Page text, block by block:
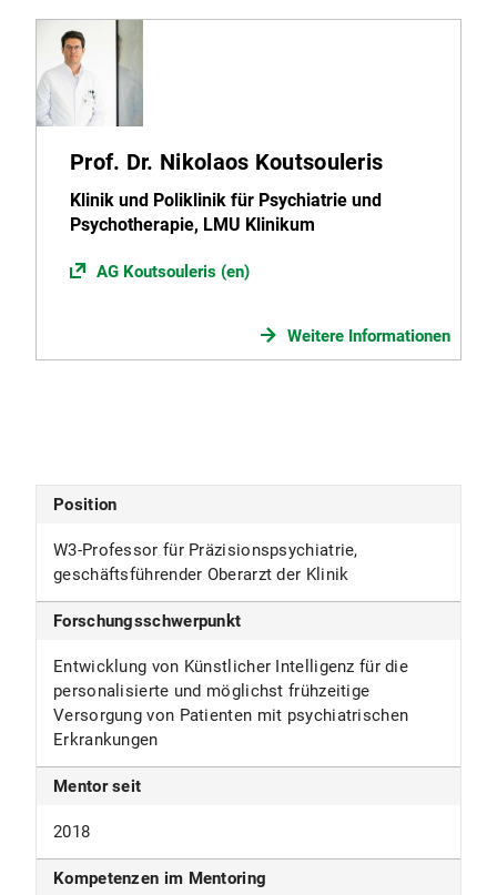
Prof. Dr. Nikolaos Koutsouleris
Klinik und Poliklinik für Psychiatrie und
Psychotherapie, LMU Klinikum
AG Koutsouleris (en)
Weitere Informationen
Position
W3-Professor für Präzisionspsychiatrie,
geschäftsführender Oberarzt der Klinik
Forschungsschwerpunkt
Entwicklung von Künstlicher Intelligenz für die
personalisierte und möglichst frühzeitige
Versorgung von Patienten mit psychiatrischen
Erkrankungen
Mentor seit
2018
Kompetenzen im Mentoring